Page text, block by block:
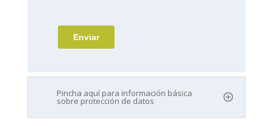
Pincha aquí para información básica
sobre protección de datos